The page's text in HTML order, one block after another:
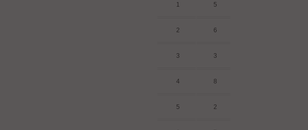
1 5
2 6
3 3
4 8
5 2